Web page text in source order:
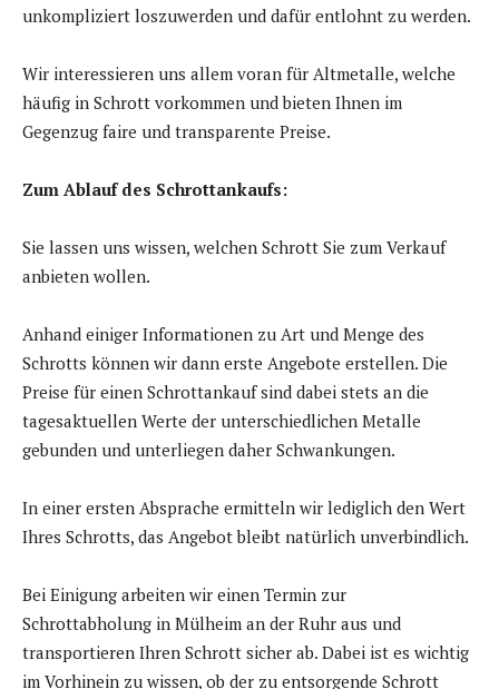
unkompliziert loszuwerden und dafür entlohnt zu werden.
Wir interessieren uns allem voran für Altmetalle, welche
häufig in Schrott vorkommen und bieten Ihnen im
Gegenzug faire und transparente Preise.
Zum Ablauf des Schrottankaufs:
Sie lassen uns wissen, welchen Schrott Sie zum Verkauf
anbieten wollen.
Anhand einiger Informationen zu Art und Menge des
Schrotts können wir dann erste Angebote erstellen. Die
Preise für einen Schrottankauf sind dabei stets an die
tagesaktuellen Werte der unterschiedlichen Metalle
gebunden und unterliegen daher Schwankungen.
In einer ersten Absprache ermitteln wir lediglich den Wert
Ihres Schrotts, das Angebot bleibt natürlich unverbindlich.
Bei Einigung arbeiten wir einen Termin zur
Schrottabholung in Mülheim an der Ruhr aus und
transportieren Ihren Schrott sicher ab. Dabei ist es wichtig
im Vorhinein zu wissen, ob der zu entsorgende Schrott